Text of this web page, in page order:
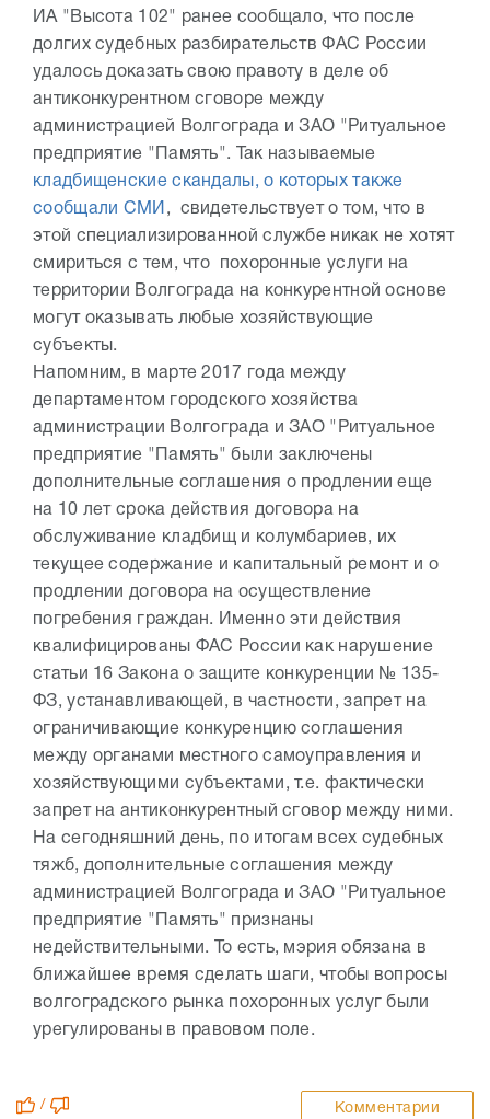
ИА "Высота 102" ранее сообщало, что после
долгих судебных разбирательств ФАС России
удалось доказать свою правоту в деле об
антиконкурентном сговоре между
администрацией Волгограда и ЗАО "Ритуальное
предприятие "Память". Так называемые
кладбищенские скандалы, о которых также
сообщали СМИ , свидетельствует о том, что в
этой специализированной службе никак не хотят
смириться с тем, что похоронные услуги на
территории Волгограда на конкурентной основе
могут оказывать любые хозяйствующие
субъекты.
Напомним, в марте 2017 года между
департаментом городского хозяйства
администрации Волгограда и ЗАО "Ритуальное
предприятие "Память" были заключены
дополнительные соглашения о продлении еще
на 10 лет срока действия договора на
обслуживание кладбищ и колумбариев, их
текущее содержание и капитальный ремонт и о
продлении договора на осуществление
погребения граждан. Именно эти действия
квалифицированы ФАС России как нарушение
статьи 16 Закона о защите конкуренции № 135-
ФЗ, устанавливающей, в частности, запрет на
ограничивающие конкуренцию соглашения
между органами местного самоуправления и
хозяйствующими субъектами, т.е. фактически
запрет на антиконкурентный сговор между ними.
На сегодняшний день, по итогам всех судебных
тяжб, дополнительные соглашения между
администрацией Волгограда и ЗАО "Ритуальное
предприятие "Память" признаны
недействительными. То есть, мэрия обязана в
ближайшее время сделать шаги, чтобы вопросы
волгоградского рынка похоронных услуг были
урегулированы в правовом поле.
/ Комментарии